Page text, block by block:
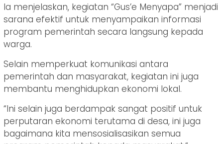
Ia menjelaskan, kegiatan “Gus’e Menyapa” menjadi
sarana efektif untuk menyampaikan informasi
program pemerintah secara langsung kepada
warga.
Selain memperkuat komunikasi antara
pemerintah dan masyarakat, kegiatan ini juga
membantu menghidupkan ekonomi lokal.
“Ini selain juga berdampak sangat positif untuk
perputaran ekonomi terutama di desa, ini juga
bagaimana kita mensosialisasikan semua